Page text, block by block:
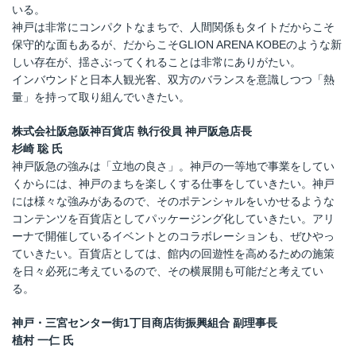
いる。
神戸は非常にコンパクトなまちで、人間関係もタイトだからこそ
保守的な面もあるが、だからこそGLION ARENA KOBEのような新
しい存在が、揺さぶってくれることは非常にありがたい。
インバウンドと日本人観光客、双方のバランスを意識しつつ「熱
量」を持って取り組んでいきたい。
株式会社阪急阪神百貨店 執行役員 神戸阪急店長
杉崎 聡 氏
神戸阪急の強みは「立地の良さ」。神戸の一等地で事業をしてい
くからには、神戸のまちを楽しくする仕事をしていきたい。神戸
には様々な強みがあるので、そのポテンシャルをいかせるような
コンテンツを百貨店としてパッケージング化していきたい。アリ
ーナで開催しているイベントとのコラボレーションも、ぜひやっ
ていきたい。百貨店としては、館内の回遊性を高めるための施策
を日々必死に考えているので、その横展開も可能だと考えてい
る。
神戸・三宮センター街1丁目商店街振興組合 副理事長
植村 一仁 氏